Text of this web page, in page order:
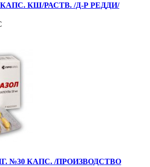
КШ/РАСТВ. /Д-Р РЕДДИ/
№30 КАПС. /ПРОИЗВОДСТВО